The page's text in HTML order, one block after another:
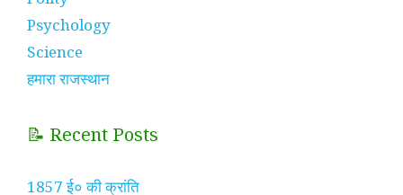
Psychology
Science
हमारा राजस्थान
📝 Recent Posts
1857 ई० की क्रांति